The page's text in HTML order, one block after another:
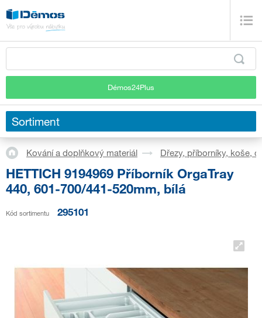
Démos24Plus
Sortiment
Kování a doplňkový materiál Dřezy, příborníky, koše,
HETTICH 9194969 Příborník OrgaTray
440, 601-700/441-520mm, bílá
Kód sortimentu 295101